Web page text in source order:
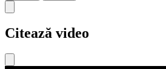
Citează video